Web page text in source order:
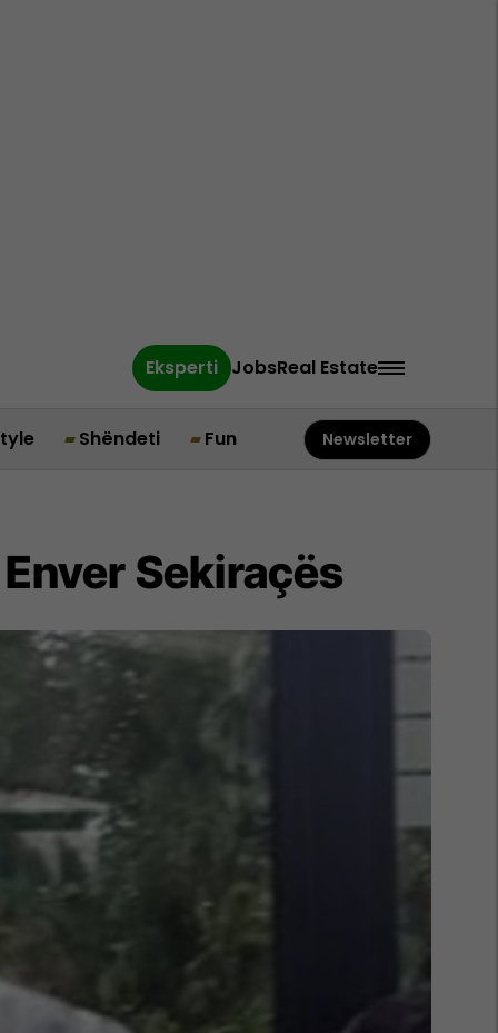
Eksperti JobsReal Estate
Shëndeti Fun Newsletter
Sekiraçës